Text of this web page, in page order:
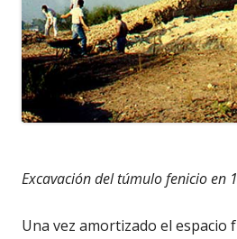
Excavación del túmulo fenicio en
Una vez amortizado el espacio